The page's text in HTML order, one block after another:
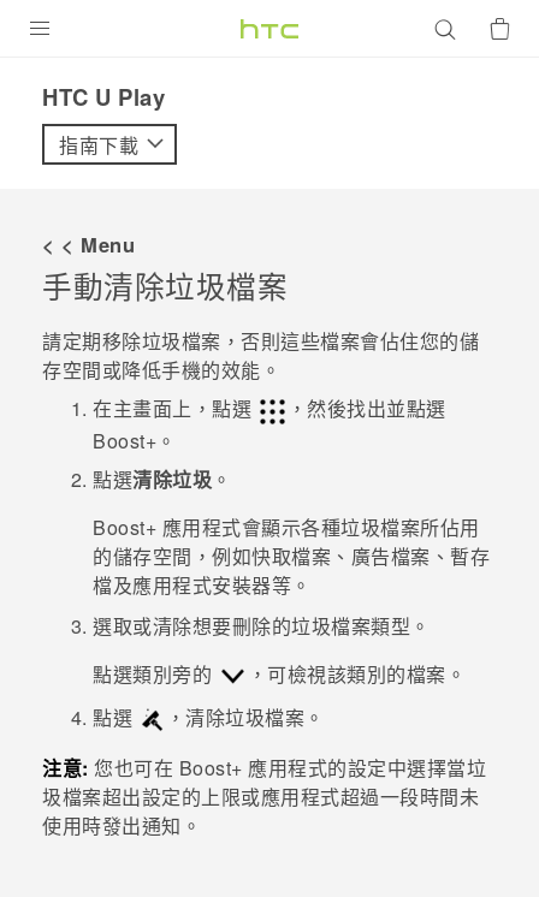
VIVE
配件
優惠專區
校園專案
企業採購
銷售通路
支援服務
VIVELAND
HTC U Play‎
指南下載
< < Menu
手動清除垃圾檔案
請定期移除垃圾檔案，否則這些檔案會佔住您的儲
存空間或降低手機的效能。
在主畫面上，點選
，然後找出並點選
Boost+ 。
點選清除垃圾 。
Boost+ 應用程式會顯示各種垃圾檔案所佔用
的儲存空間，例如快取檔案、廣告檔案、暫存
檔及應用程式安裝器等。
選取或清除想要刪除的垃圾檔案類型。
點選類別旁的
，可檢視該類別的檔案。
點選
，清除垃圾檔案。
注意: 您也可在 Boost+ 應用程式的設定中選擇當垃
圾檔案超出設定的上限或應用程式超過一段時間未
使用時發出通知。